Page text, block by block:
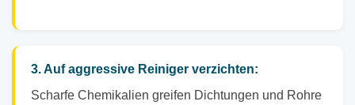
3. Auf aggressive Reiniger verzichten:
Scharfe Chemikalien greifen Dichtungen und Rohre